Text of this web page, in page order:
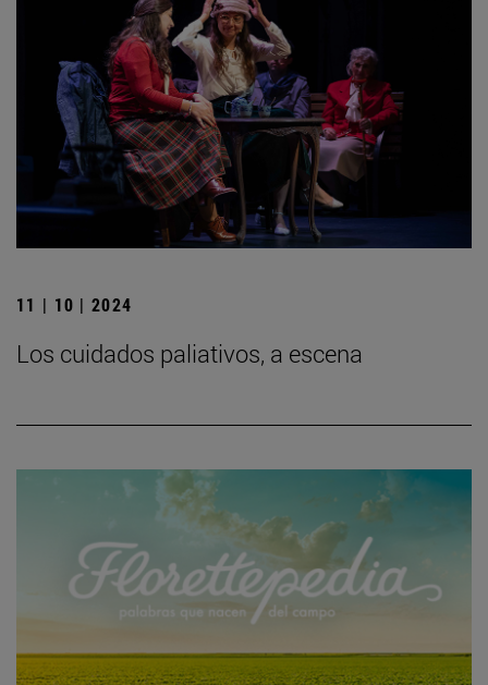
11 | 10 | 2024
Los cuidados paliativos, a escena